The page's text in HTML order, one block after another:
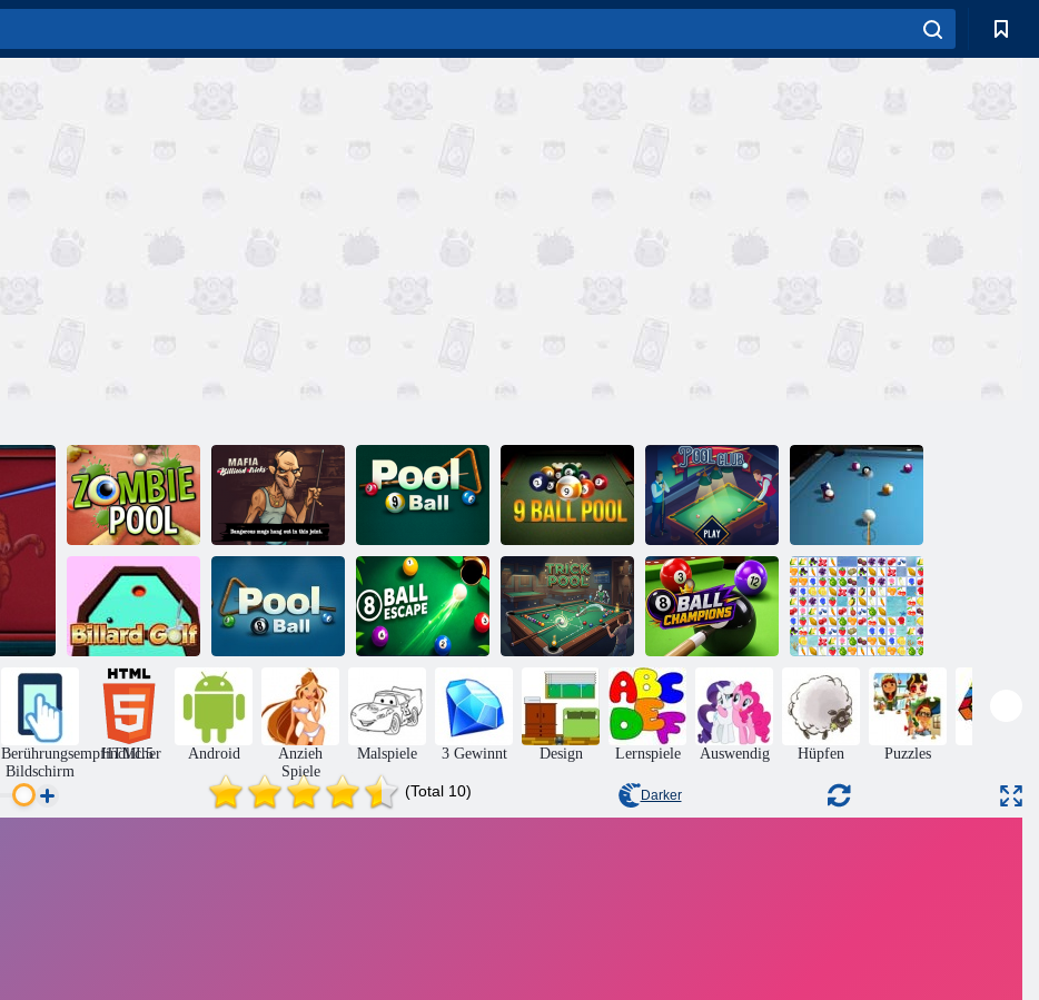
Zombie-Pool
Mafia Billard
Tricks
Pool 9 Ball 9 Ballpool Poolclub
3d Billard 8 Ball
Pool
Billard Golf 8 Ballpool 8-Ball-Flucht Trickpool 8 Ballmeister Obstverbindung
Berührungsempfindlicher
Bildschirm
HTML5 Android
Anzieh
Spiele
Malspiele 3 Gewinnt Design Lernspiele Auswendig Hüpfen Puzzles
(Total 10) Darker